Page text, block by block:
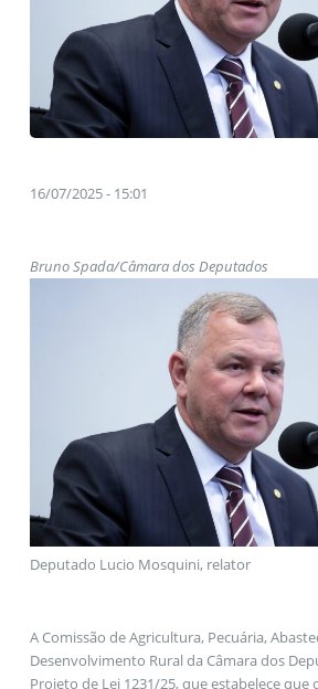
16/07/2025 - 15:01
Bruno Spada/Câmara dos Deputados
Deputado Lucio Mosquini, relator
A Comissão de Agricultura, Pecuária,
Desenvolvimento Rural da Câmara dos
Projeto de Lei 1231/25, que estabelece